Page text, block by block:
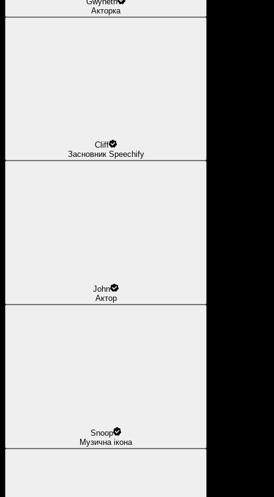
Акторка
Cliff
Засновник Speechify
John
Актор
Snoop
Музична ікона